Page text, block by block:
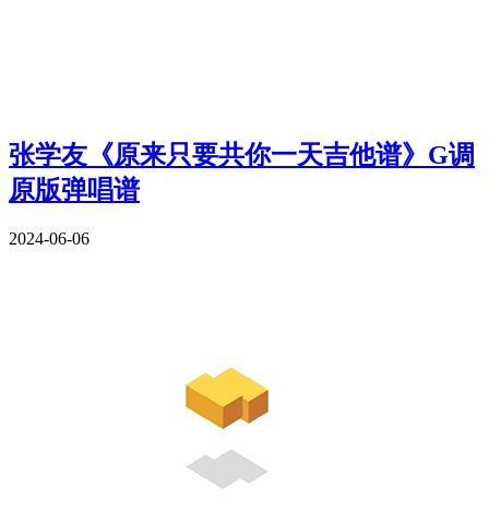
张学友《原来只要共你一天吉他谱》G调
原版弹唱谱
2024-06-06